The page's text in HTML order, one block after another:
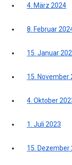
4. März 2024
8. Februar
15. Januar
15. November
4. Oktober
1. Juli 2023
15. Dezember